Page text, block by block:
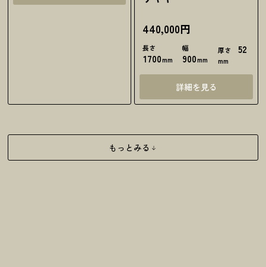
440,000円
長さ
1700mm
幅
900mm
厚さ 52
mm
詳細を見る
もっとみる